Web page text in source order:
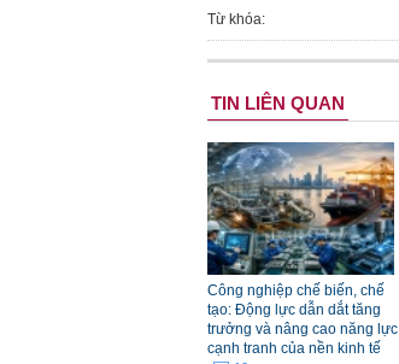
Từ khóa:
TIN LIÊN QUAN
Công nghiệp chế biến, chế
tạo: Động lực dẫn dắt tăng
trưởng và nâng cao năng lực
cạnh tranh của nền kinh tế